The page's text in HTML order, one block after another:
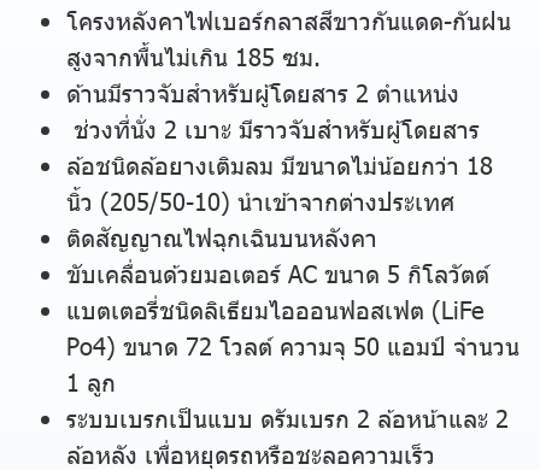
โครงหลังคาไฟเบอร์กลาสสีขาวกันแดด-กันฝน
สูงจากพื้นไม่เกิน 185 ซม.
ด้านมีราวจับสำหรับผู้โดยสาร 2 ตำแหน่ง
ช่วงที่นั่ง 2 เบาะ มีราวจับสำหรับผู้โดยสาร
ล้อชนิดล้อยางเติมลม มีขนาดไม่น้อยกว่า 18
นิ้ว (205/50-10) นำเข้าจากต่างประเทศ
ติดสัญญาณไฟฉุกเฉินบนหลังคา
ขับเคลื่อนด้วยมอเตอร์ AC ขนาด 5 กิโลวัตต์
แบตเตอรี่ชนิดลิเธียมไอออนฟอสเฟต (LiFe
Po4) ขนาด 72 โวลต์ ความจุ 50 แอมป์ จำนวน
1 ลูก
ระบบเบรกเป็นแบบ ดรัมเบรก 2 ล้อหน้าและ 2
ล้อหลัง เพื่อหยุดรถหรือชะลอความเร็ว